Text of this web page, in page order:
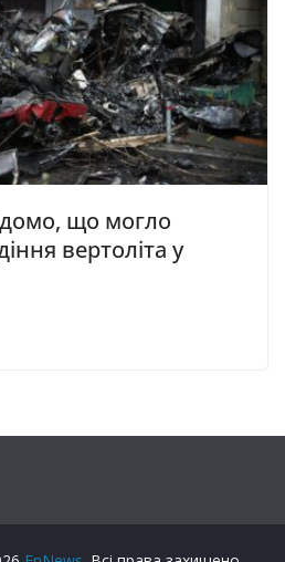
що могло
вертоліта у